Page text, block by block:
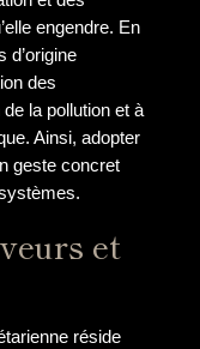
engendre. En
d’origine
des
la pollution et à
Ainsi, adopter
geste concret
et
réside